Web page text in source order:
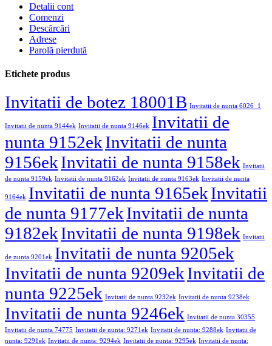
Detalii cont
Comenzi
Descărcări
Adrese
Parolă pierdută
Etichete produs
Invitatii de botez 18001B Invitatii de nunta 6026_1
Invitatii de nunta 9144ek Invitatii de nunta 9146ek Invitatii de
nunta 9152ekInvitatii de nunta
9156ekInvitatii de nunta 9158ek Invitatii
de nunta 9159ek Invitatii de nunta 9162ek Invitatii de nunta 9163ek Invitatii de nunta
9164ek Invitatii de nunta 9165ekInvitatii
de nunta 9177ekInvitatii de nunta
9182ekInvitatii de nunta 9198ek Invitatii
de nunta 9201ek Invitatii de nunta 9205ek
Invitatii de nunta 9209ekInvitatii de
nunta 9225ek Invitatii de nunta 9232ek Invitatii de nunta 9238ek
Invitatii de nunta 9246ek Invitatii de nunta 30355
Invitatii de nunta 74775 Invitatii de nunta: 9271ek Invitatii de nunta: 9288ek Invitatii de
nunta: 9291ek Invitatii de nunta: 9294ek Invitatii de nunta: 9295ek Invitatii de nunta: